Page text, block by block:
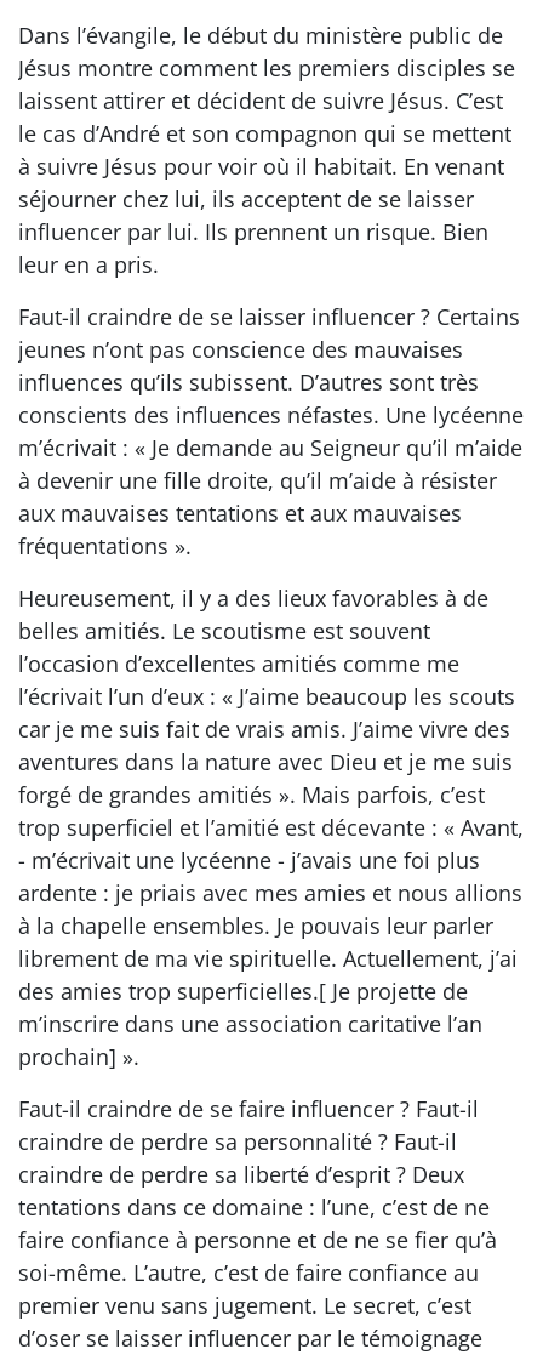
Dans l’évangile, le début du ministère public de
Jésus montre comment les premiers disciples se
laissent attirer et décident de suivre Jésus. C’est
le cas d’André et son compagnon qui se mettent
à suivre Jésus pour voir où il habitait. En venant
séjourner chez lui, ils acceptent de se laisser
influencer par lui. Ils prennent un risque. Bien
leur en a pris.
Faut-il craindre de se laisser influencer ? Certains
jeunes n’ont pas conscience des mauvaises
influences qu’ils subissent. D’autres sont très
conscients des influences néfastes. Une lycéenne
m’écrivait : « Je demande au Seigneur qu’il m’aide
à devenir une fille droite, qu’il m’aide à résister
aux mauvaises tentations et aux mauvaises
fréquentations ».
Heureusement, il y a des lieux favorables à de
belles amitiés. Le scoutisme est souvent
l’occasion d’excellentes amitiés comme me
l’écrivait l’un d’eux : « J’aime beaucoup les scouts
car je me suis fait de vrais amis. J’aime vivre des
aventures dans la nature avec Dieu et je me suis
forgé de grandes amitiés ». Mais parfois, c’est
trop superficiel et l’amitié est décevante : « Avant,
- m’écrivait une lycéenne - j’avais une foi plus
ardente : je priais avec mes amies et nous allions
à la chapelle ensembles. Je pouvais leur parler
librement de ma vie spirituelle. Actuellement, j’ai
des amies trop superficielles.[ Je projette de
m’inscrire dans une association caritative l’an
prochain] ».
Faut-il craindre de se faire influencer ? Faut-il
craindre de perdre sa personnalité ? Faut-il
craindre de perdre sa liberté d’esprit ? Deux
tentations dans ce domaine : l’une, c’est de ne
faire confiance à personne et de ne se fier qu’à
soi-même. L’autre, c’est de faire confiance au
premier venu sans jugement. Le secret, c’est
d’oser se laisser influencer par le témoignage